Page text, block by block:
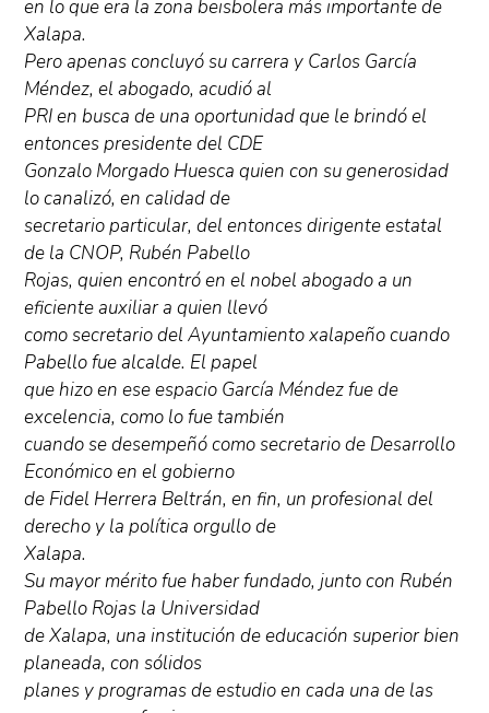
en lo que era la zona beisbolera más importante de
Xalapa.
Pero apenas concluyó su carrera y Carlos García
Méndez, el abogado, acudió al
PRI en busca de una oportunidad que le brindó el
entonces presidente del CDE
Gonzalo Morgado Huesca quien con su generosidad
lo canalizó, en calidad de
secretario particular, del entonces dirigente estatal
de la CNOP, Rubén Pabello
Rojas, quien encontró en el nobel abogado a un
eficiente auxiliar a quien llevó
como secretario del Ayuntamiento xalapeño cuando
Pabello fue alcalde. El papel
que hizo en ese espacio García Méndez fue de
excelencia, como lo fue también
cuando se desempeñó como secretario de Desarrollo
Económico en el gobierno
de Fidel Herrera Beltrán, en fin, un profesional del
derecho y la política orgullo de
Xalapa.
Su mayor mérito fue haber fundado, junto con Rubén
Pabello Rojas la Universidad
de Xalapa, una institución de educación superior bien
planeada, con sólidos
planes y programas de estudio en cada una de las